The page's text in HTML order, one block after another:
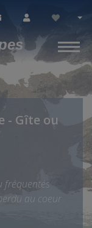
fréquentés
au coeur